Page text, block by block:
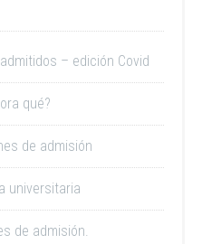
– edición Covid
qué?
de admisión
universitaria
de admisión.